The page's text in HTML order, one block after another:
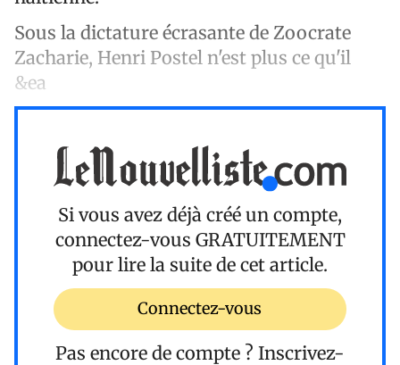
Sous la dictature écrasante de Zoocrate
Zacharie, Henri Postel n'est plus ce qu'il
&ea
Si vous avez déjà créé un compte,
connectez-vous GRATUITEMENT
pour lire la suite de cet article.
Connectez-vous
Pas encore de compte ? Inscrivez-